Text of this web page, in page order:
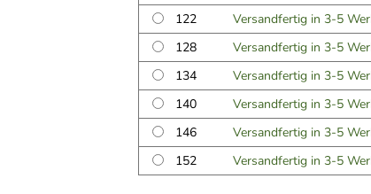
122
Versandfertig in 3-5
128
Versandfertig in 3-5
134
Versandfertig in 3-5
140
Versandfertig in 3-5
146
Versandfertig in 3-5
152
Versandfertig in 3-5